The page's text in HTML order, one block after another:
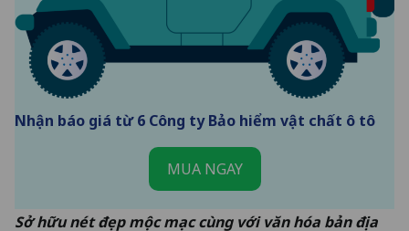
Nhận báo giá từ 6 Công ty Bảo hiểm vật chất ô tô
MUA NGAY
Sở hữu nét đẹp mộc mạc cùng với văn hóa bản địa